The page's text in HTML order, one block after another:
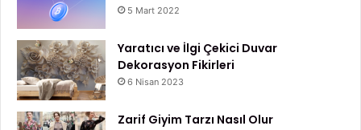
5 Mart 2022
Yaratıcı ve İlgi Çekici Duvar
Dekorasyon Fikirleri
6 Nisan 2023
Zarif Giyim Tarzı Nasıl Olur